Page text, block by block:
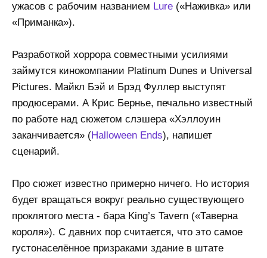
ужасов с рабочим названием Lure («Наживка» или
«Приманка»).
Разработкой хоррора совместными усилиями
займутся кинокомпании Platinum Dunes и Universal
Pictures. Майкл Бэй и Брэд Фуллер выступят
продюсерами. А Крис Бернье, печально известный
по работе над сюжетом слэшера «Хэллоуин
заканчивается» (Halloween Ends), напишет
сценарий.
Про сюжет известно примерно ничего. Но история
будет вращаться вокруг реально существующего
проклятого места - бара King’s Tavern («Таверна
короля»). С давних пор считается, что это самое
густонаселённое призраками здание в штате